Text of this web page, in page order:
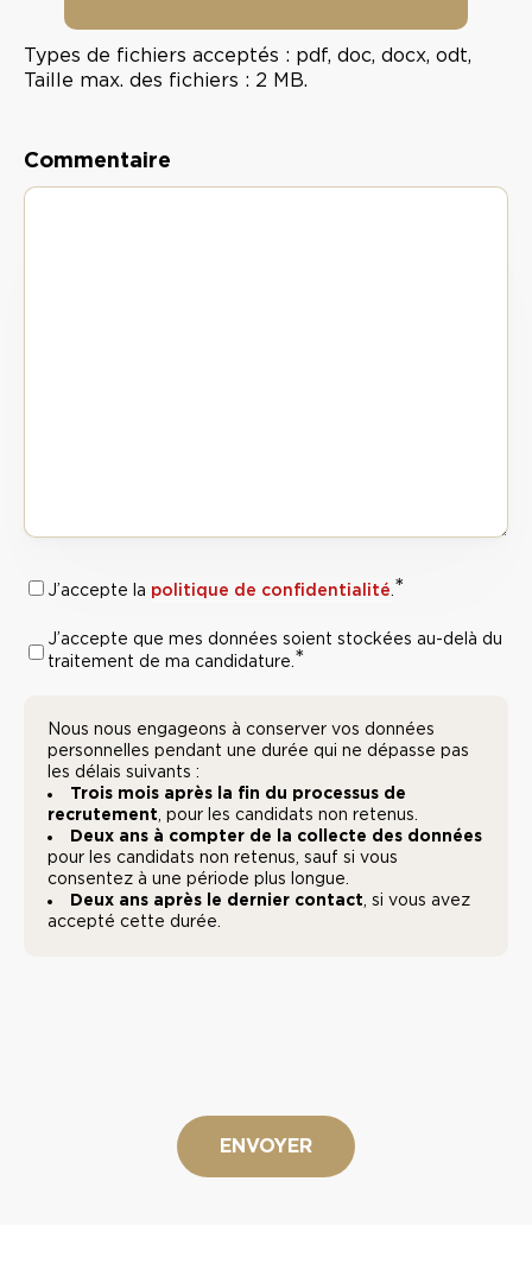
Types de fichiers acceptés : pdf, doc, docx, odt,
Taille max. des fichiers : 2 MB.
Commentaire
RGPD :
confidentialité *
J’accepte la politique de confidentialité.*
RGPD :
des
données*
J’accepte que mes données soient stockées au-delà du
traitement de ma candidature.*
Nous nous engageons à conserver vos données
personnelles pendant une durée qui ne dépasse pas
les délais suivants :
Trois mois après la fin du processus de
recrutement, pour les candidats non retenus.
Deux ans à compter de la collecte des données
pour les candidats non retenus, sauf si vous
consentez à une période plus longue.
Deux ans après le dernier contact, si vous avez
accepté cette durée.